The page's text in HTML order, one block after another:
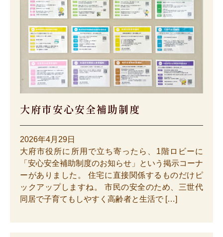
大府市安心安全補助制度
2026年4月29日
大府市役所に所用で立ち寄ったら、1階ロビーに
「安心安全補助制度のお知らせ」という掲示コーナ
ーがありました。 住宅に直接関係するものだけピ
ックアップしますね。 市民の安全のため、三世代
同居で子育てもしやすく高齢者と生活で […]